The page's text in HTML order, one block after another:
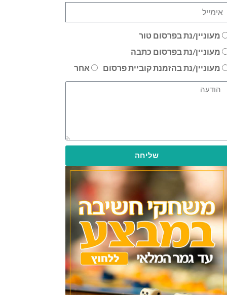
מעוניין/נת בפרסום טור
מעוניין/נת בפרסום כתבה
מעוניין/נת בהזמנת קוביית פרסום
אחר
שליחה